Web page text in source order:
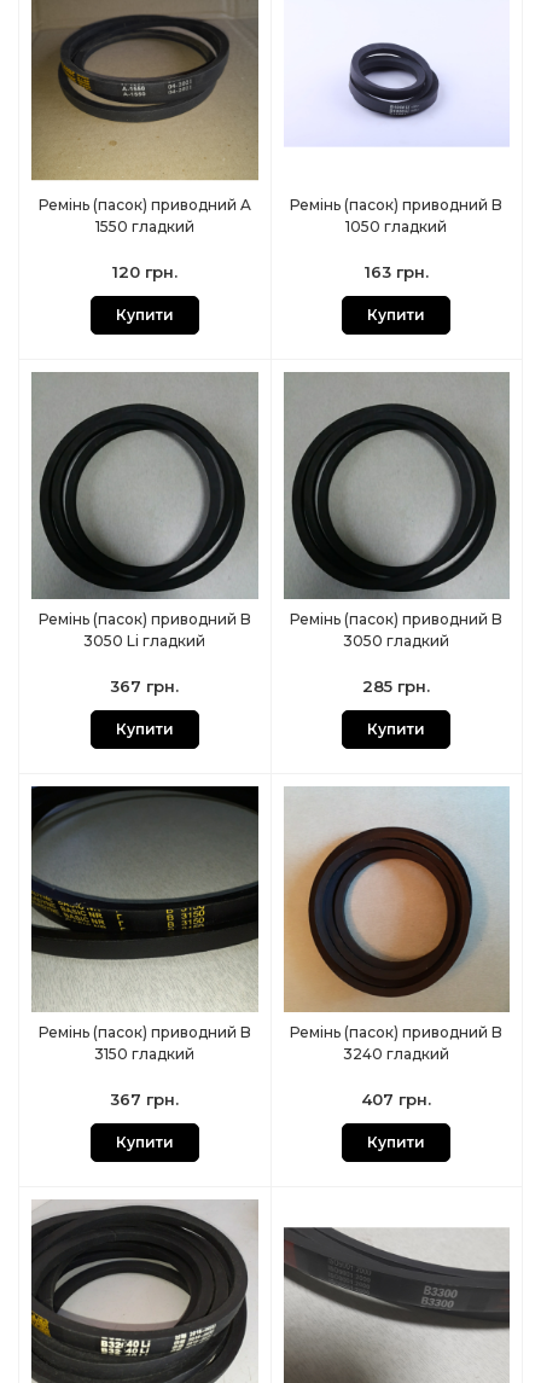
Ремінь (пасок) приводний A
1550 гладкий
120 грн.
Купити
Ремінь (пасок) приводний B
1050 гладкий
163 грн.
Купити
Ремінь (пасок) приводний B
3050 Li гладкий
367 грн.
Купити
Ремінь (пасок) приводний B
3050 гладкий
285 грн.
Купити
Ремінь (пасок) приводний B
3150 гладкий
367 грн.
Купити
Ремінь (пасок) приводний B
3240 гладкий
407 грн.
Купити